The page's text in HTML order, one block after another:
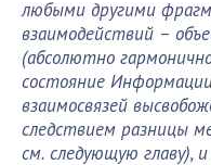
любыми другими
взаимодействий –
(абсолютно
состояние
взаимосвязей
следствием разницы
см. следующую главу),